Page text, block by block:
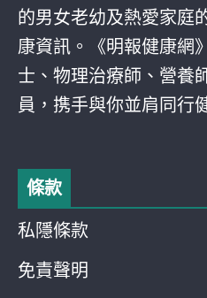
的男女老幼及熱愛家庭
康資訊。《明報健康網
士、物理治療師、營養
員，携手與你並肩同行
條款
私隱條款
免責聲明